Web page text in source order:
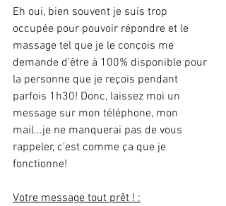
Eh oui, bien souvent je suis trop
occupée pour pouvoir répondre et le
massage tel que je le conçois me
demande d'être à 100% disponible pour
la personne que je reçois pendant
parfois 1h30! Donc, laissez moi un
message sur mon téléphone, mon
mail...je ne manquerai pas de vous
rappeler, c'est comme ça que je
fonctionne!
Votre message tout prêt ! :